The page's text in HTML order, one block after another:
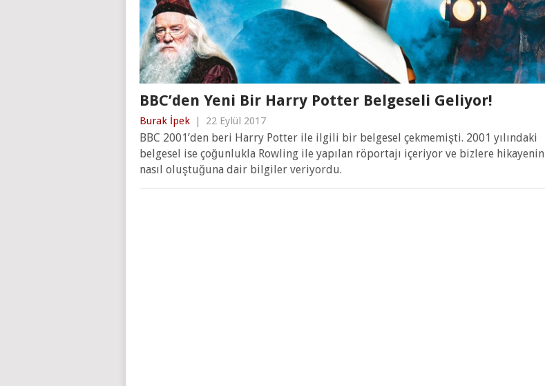
BBC’den Yeni Bir Harry Potter Belgeseli Geliyor!
Burak İpek | 22 Eylül 2017
BBC 2001’den beri Harry Potter ile ilgili bir belgesel çekmemişti. 2001 yılındaki
belgesel ise çoğunlukla Rowling ile yapılan röportajı içeriyor ve bizlere hikayenin
nasıl oluştuğuna dair bilgiler veriyordu.